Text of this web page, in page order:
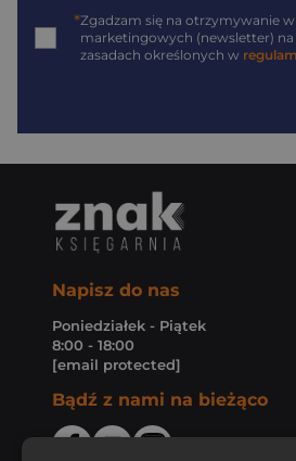
*Zgadzam się na otrzymywanie
marketingowych (newsletter)
zasadach określonych w
Napisz do nas
Poniedziałek - Piątek
8:00 - 18:00
[email protected]
Bądź z nami na bieżąco